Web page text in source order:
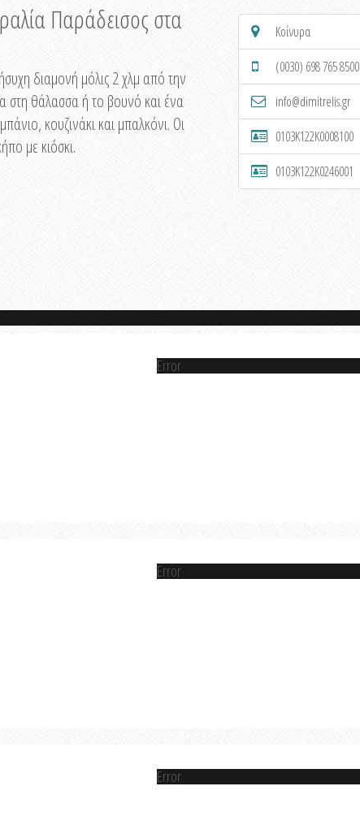
Παράδεισος στα
διαμονή μόλις 2 χλμ από την
στη θάλασσα ή το βουνό και ένα
κουζινάκι και μπαλκόνι. Οι
με κιόσκι.
Κοίνυρα
(0030) 698 765 8500
info@dimitrelis.gr
0103K122K0008100
0103K122K0246001
Error
Error
Error